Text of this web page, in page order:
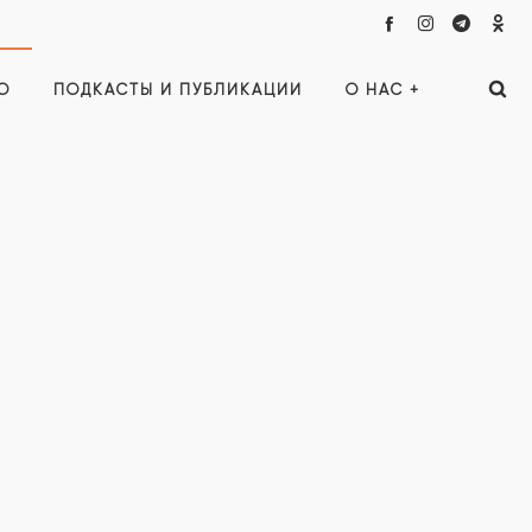
ПОДКАСТЫ И ПУБЛИКАЦИИ О НАС +